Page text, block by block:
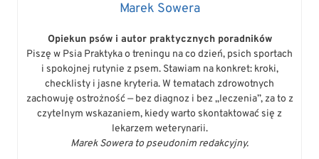
Marek Sowera
Opiekun psów i autor praktycznych poradników
Piszę w Psia Praktyka o treningu na co dzień, psich sportach
i spokojnej rutynie z psem. Stawiam na konkret: kroki,
checklisty i jasne kryteria. W tematach zdrowotnych
zachowuję ostrożność — bez diagnoz i bez „leczenia”, za to z
czytelnym wskazaniem, kiedy warto skontaktować się z
lekarzem weterynarii.
Marek Sowera to pseudonim redakcyjny.